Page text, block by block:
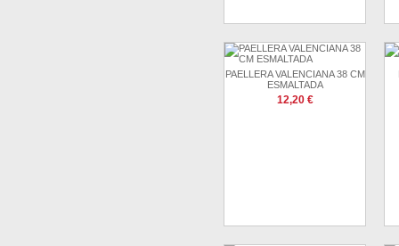
PAELLERA VALENCIANA 38 CM
ESMALTADA
12,20 €